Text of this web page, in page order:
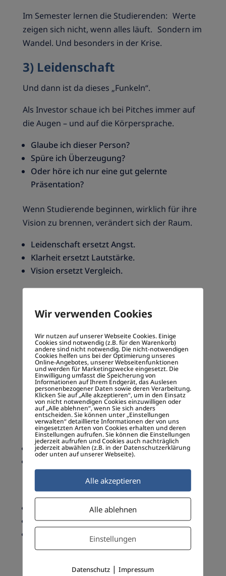
Im Semester lernen die Studierenden: Werte
zeigen sich nicht, wenn alles läuft. Sondern im
Wandel. Und besonders in der Krise.
3) Leidenschaft
Und dann ist da dieses „Funkeln“.
Als Investor schaue ich bei Pitches immer auf
die Augen – und auf die Körpersprache.
Glaube ich dieser Person?
Spüre ich Überzeugung?
Oder höre ich nur eine gut gelernte
Präsentation?
Wenn Studierende beginnen, wirklich für ihre
Vision zu brennen, verändert sich der Raum.
Leidenschaft ersetzt Angst.
Klarheit ersetzt Lautstärke.
Vision ersetzt Vergleich.
andere Bedeutung: Nicht als Belastung –
Markenführung beginnt
nicht im Marketing
Eine der wichtigsten Erkenntnisse des
Semesters:
Markenführung beginnt nicht im Marketing.
Sie beginnt in derUnternehmensführung.
Werte sind keinKommunikationsinstrument
Und genau hier entsteht langfristige Treue:
von Mitarbeitenden,
von Kund:innen,
Wir verwenden Cookies
Wir nutzen auf unserer Webseite Cookies. Einige
Cookies sind notwendig (z.B. für den Warenkorb)
andere sind nicht notwendig. Die nicht-notwendigen
Cookies helfen uns bei der Optimierung unseres
Online-Angebotes, unserer Webseitenfunktionen
und werden für Marketingzwecke eingesetzt. Die
Einwilligung umfasst die Speicherung von
Informationen auf Ihrem Endgerät, das Auslesen
personenbezogener Daten sowie deren Verarbeitung.
Klicken Sie auf „Alle akzeptieren“, um in den Einsatz
von nicht notwendigen Cookies einzuwilligen oder
auf „Alle ablehnen“, wenn Sie sich anders
entscheiden. Sie können unter „Einstellungen
verwalten“ detaillierte Informationen der von uns
eingesetzten Arten von Cookies erhalten und deren
Einstellungen aufrufen. Sie können die Einstellungen
jederzeit aufrufen und Cookies auch nachträglich
jederzeit abwählen (z.B. in der Datenschutzerklärung
oder unten auf unserer Webseite).
Alle akzeptieren
Alle ablehnen
Einstellungen
Datenschutz |Impressum